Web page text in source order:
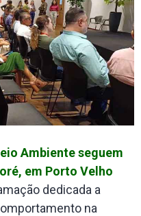
Ambiente seguem
em Porto Velho
dedicada a
na